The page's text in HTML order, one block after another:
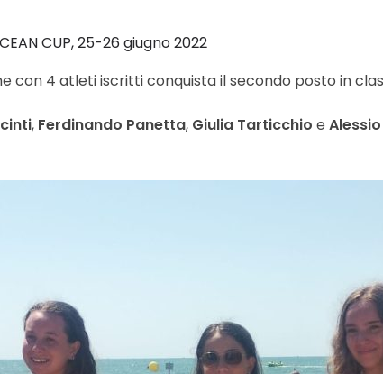
CUP, 25-26 giugno 2022
con 4 atleti iscritti conquista il secondo posto in
, Ferdinando Panetta, Giulia Tarticchio e